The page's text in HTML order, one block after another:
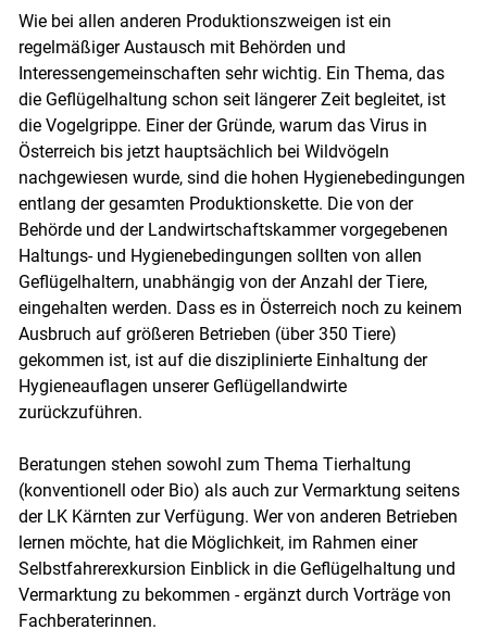
Wie bei allen anderen Produktionszweigen ist ein
regelmäßiger Austausch mit Behörden und
Interessengemeinschaften sehr wichtig. Ein Thema, das
die Geflügelhaltung schon seit längerer Zeit begleitet, ist
die Vogelgrippe. Einer der Gründe, warum das Virus in
Österreich bis jetzt hauptsächlich bei Wildvögeln
nachgewiesen wurde, sind die hohen Hygienebedingungen
entlang der gesamten Produktionskette. Die von der
Behörde und der Landwirtschaftskammer vorgegebenen
Haltungs- und Hygienebedingungen sollten von allen
Geflügelhaltern, unabhängig von der Anzahl der Tiere,
eingehalten werden. Dass es in Österreich noch zu keinem
Ausbruch auf größeren Betrieben (über 350 Tiere)
gekommen ist, ist auf die disziplinierte Einhaltung der
Hygieneauflagen unserer Geflügellandwirte
zurückzuführen.
Beratungen stehen sowohl zum Thema Tierhaltung
(konventionell oder Bio) als auch zur Vermarktung seitens
der LK Kärnten zur Verfügung. Wer von anderen Betrieben
lernen möchte, hat die Möglichkeit, im Rahmen einer
Selbstfahrerexkursion Einblick in die Geflügelhaltung und
Vermarktung zu bekommen - ergänzt durch Vorträge von
Fachberaterinnen.